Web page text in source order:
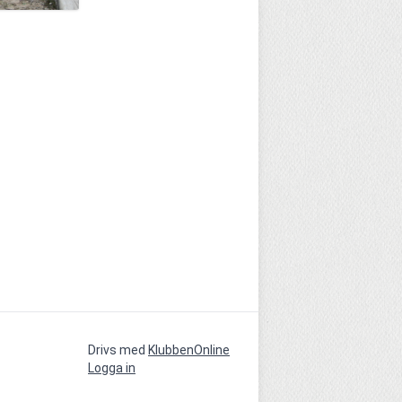
Drivs med KlubbenOnline
Logga in